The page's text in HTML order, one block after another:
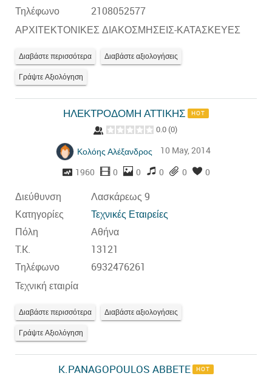
Τηλέφωνο
2108052577
ΑΡΧΙΤΕΚΤΟΝΙΚΕΣ ΔΙΑΚΟΣΜΗΣΕΙΣ-ΚΑΤΑΣΚΕΥΕΣ
Διαβάστε περισσότερα Διαβάστε αξιολογήσεις
Γράψτε Αξιολόγηση
ΗΛΕΚΤΡΟΔΟΜΗ ΑΤΤΙΚΗΣ HOT
0.0 (0)
Κολόης Αλέξανδρος
10 May, 2014
1960
0 0 0 0 0
Διεύθυνση
Λασκάρεως 9
Κατηγορίες
Τεχνικές Εταιρείες
Πόλη
Αθήνα
T.K.
13121
Τηλέφωνο
6932476261
Τεχνική εταιρία
Διαβάστε περισσότερα Διαβάστε αξιολογήσεις
Γράψτε Αξιολόγηση
K.PANAGOPOULOS ABBETE HOT